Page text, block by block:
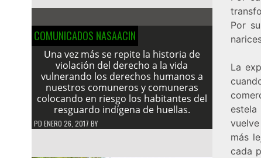
COMUNICADOS NASAACIN
Una vez más se repite la historia de
violación del derecho a la vida
vulnerando los derechos humanos a
nuestros comuneros y comuneras
colocando en riesgo los habitantes del
resguardo indígena de huellas.
PD ENERO 26, 2017 BY
Por
La
más
cada